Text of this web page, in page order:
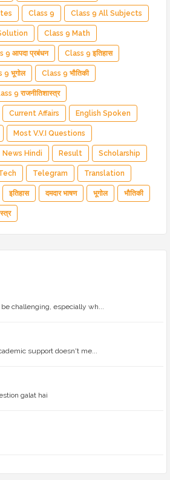
Class 9 Class 9 All Subjects
Class 9 Math
9 आपदा प्रबंधन Class 9 इतिहास
9 भूगोल Class 9 भौतिकी
9 राजनीतिशास्त्र
Current Affairs English Spoken
Most V.V.I Questions
News Hindi Result Scholarship
Telegram Translation
इतिहास दमदार भाषण भूगोल भौतिकी
challenging, especially wh...
support doesn't me...
galat hai